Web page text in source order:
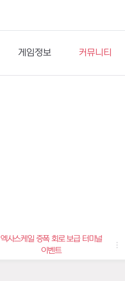
게임정보
세계관
커뮤니티
이슈게시판
엑사스케일 증폭 회로 보급 터미널
이벤트